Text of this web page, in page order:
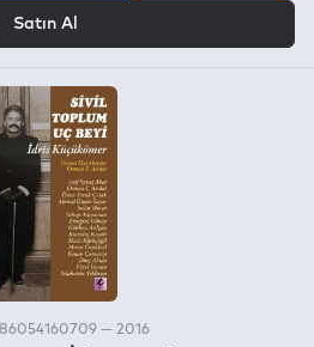
Satın Al
— 2016